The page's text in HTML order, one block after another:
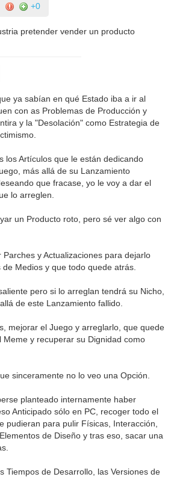
+0
pretender vender un producto
ya sabían en qué Estado iba a ir al
con as Problemas de Producción y
y la "Desolación" como Estrategia de
los Artículos que le están dedicando
más allá de su Lanzamiento
que fracase, yo le voy a dar el
lo arreglen.
un Producto roto, pero sé ver algo con
y Actualizaciones para dejarlo
Medios y que todo quede atrás.
pero si lo arreglan tendrá su Nicho,
de este Lanzamiento fallido.
mejorar el Juego y arreglarlo, que quede
Meme y recuperar su Dignidad como
sinceramente no lo veo una Opción.
planteado internamente haber
Anticipado sólo en PC, recoger todo el
pudieran para pulir Físicas, Interacción,
de Diseño y tras eso, sacar una
Tiempos de Desarrollo, las Versiones de